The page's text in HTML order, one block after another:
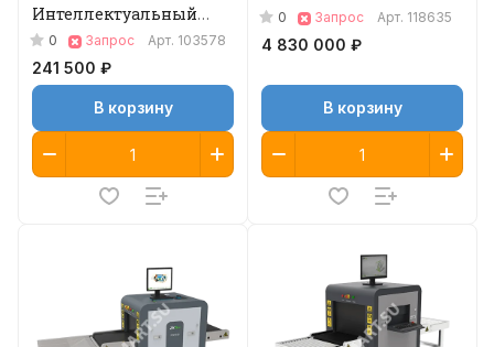
Интеллектуальный
сервер анализа
рентгеновских
изображений
0 Запрос Арт. 103578
241 500 ₽
В корзину
0 Запрос Арт. 118635
4 830 000 ₽
В корзину